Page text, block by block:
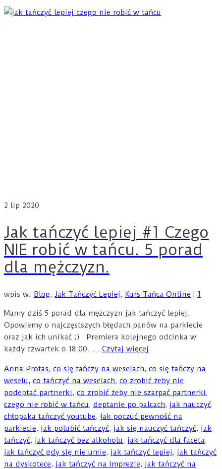
2 lip 2020
Jak tańczyć lepiej #1 Czego
NIE robić w tańcu. 5 porad
dla mężczyzn.
wpis w: Blog, Jak Tańczyć Lepiej, Kurs Tańca Online 1
Mamy dziś 5 porad dla mężczyzn jak tańczyć lepiej.
Opowiemy o najczęstszych błędach panów na parkiecie
oraz jak ich unikać ;) Premiera kolejnego odcinka w
każdy czwartek o 18:00. … Czytaj więcej
Anna Protas, co się tańczy na weselach, co się tańczy na
weselu, co tańczyć na weselach, co zrobić żeby nie
podeptać partnerki, co zrobić żeby nie szarpać partnerki,
czego nie robić w tańcu, deptanie po palcach, jak nauczyć
chłopaka tańczyć youtube, jak poczuć pewność na
parkiecie, jak polubić tańczyć, jak się nauczyć tańczyć, jak
tańczyć, jak tańczyć bez alkoholu, jak tańczyć dla faceta,
jak tańczyć gdy się nie umie, jak tańczyć lepiej, jak tańczyć
na dyskotece, jak tańczyć na imprezie, jak tańczyć na